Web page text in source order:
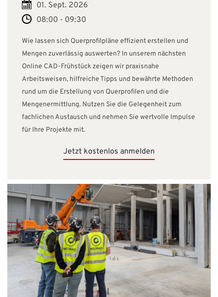
01. Sept. 2026
08:00 - 09:30
Wie lassen sich Querprofilpläne effizient erstellen und
Mengen zuverlässig auswerten? In unserem nächsten
Online CAD-Frühstück zeigen wir praxisnahe
Arbeitsweisen, hilfreiche Tipps und bewährte Methoden
rund um die Erstellung von Querprofilen und die
Mengenermittlung. Nutzen Sie die Gelegenheit zum
fachlichen Austausch und nehmen Sie wertvolle Impulse
für Ihre Projekte mit.
Jetzt kostenlos anmelden